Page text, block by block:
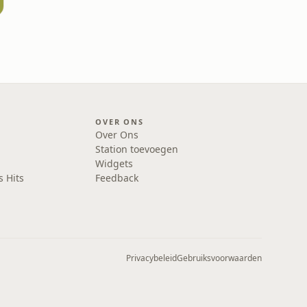
Hits
OVER ONS
Over Ons
Station toevoegen
Widgets
Feedback
PrivacybeleidGebruiksvoorwaarden